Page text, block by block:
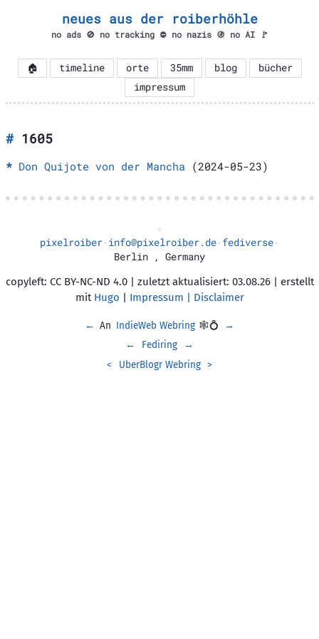
neues aus der roiberhöhle
no ads 🚫 no tracking ⛔ no nazis 🚯 no AI 🚩
🏠 timeline orte 35mm blog
bücher
impressum
1605
Don Quijote von der Mancha (2024-05-23)
pixelroiber· info@pixelroiber.de· fediverse·
Berlin , Germany
copyleft: CC BY-NC-ND 4.0 | zuletzt aktualisiert: 03.08.26 | erstellt
mit Hugo | Impressum | Disclaimer
← An IndieWeb Webring 🕸💍
→
←
Fediring
→
<
UberBlogr Webring >